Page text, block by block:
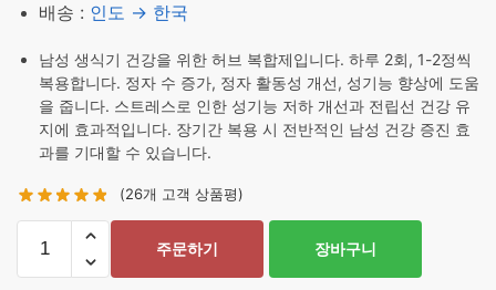
배송 : 인도 → 한국
남성 생식기 건강을 위한 허브 복합제입니다. 하루 2회, 1-2정씩
복용합니다. 정자 수 증가, 정자 활동성 개선, 성기능 향상에 도움
을 줍니다. 스트레스로 인한 성기능 저하 개선과 전립선 건강 유
지에 효과적입니다. 장기간 복용 시 전반적인 남성 건강 증진 효
과를 기대할 수 있습니다.
(26개 고객 상품평)
주문하기 장바구니